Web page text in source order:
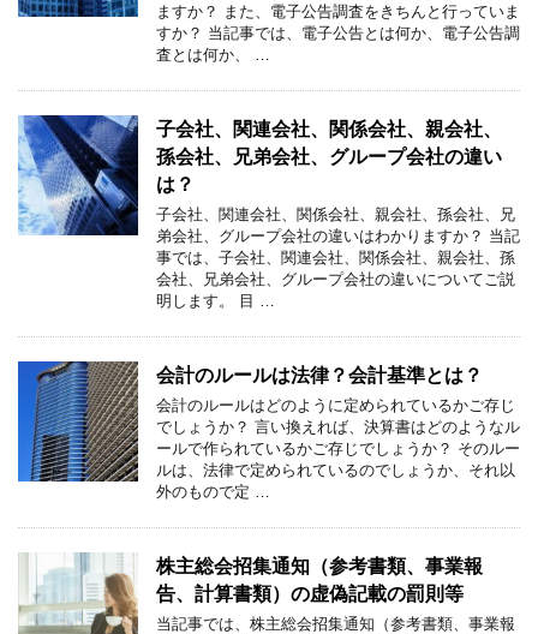
ますか？ また、電子公告調査をきちんと行っていま
すか？ 当記事では、電子公告とは何か、電子公告調
査とは何か、 …
子会社、関連会社、関係会社、親会社、
孫会社、兄弟会社、グループ会社の違い
は？
子会社、関連会社、関係会社、親会社、孫会社、兄
弟会社、グループ会社の違いはわかりますか？ 当記
事では、子会社、関連会社、関係会社、親会社、孫
会社、兄弟会社、グループ会社の違いについてご説
明します。 目 …
会計のルールは法律？会計基準とは？
会計のルールはどのように定められているかご存じ
でしょうか？ 言い換えれば、決算書はどのようなル
ールで作られているかご存じでしょうか？ そのルー
ルは、法律で定められているのでしょうか、それ以
外のもので定 …
株主総会招集通知（参考書類、事業報
告、計算書類）の虚偽記載の罰則等
当記事では、株主総会招集通知（参考書類、事業報